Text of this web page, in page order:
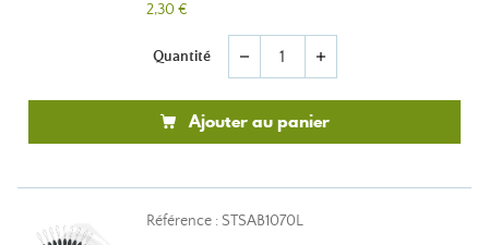
2,30 €
Quantité remove add
Ajouter au panier
Référence : STSAB1070L